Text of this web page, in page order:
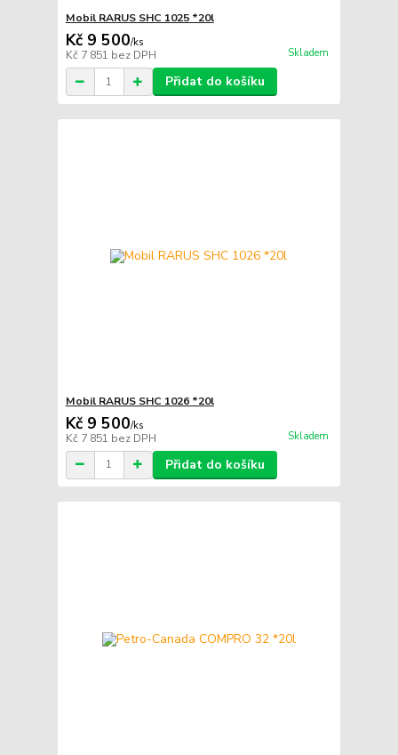
Mobil RARUS SHC 1025 *20l
Kč 9 500/ks
Kč 7 851 bez DPH Skladem
Přidat do košíku
Mobil RARUS SHC 1026 *20l
Kč 9 500/ks
Kč 7 851 bez DPH Skladem
Přidat do košíku